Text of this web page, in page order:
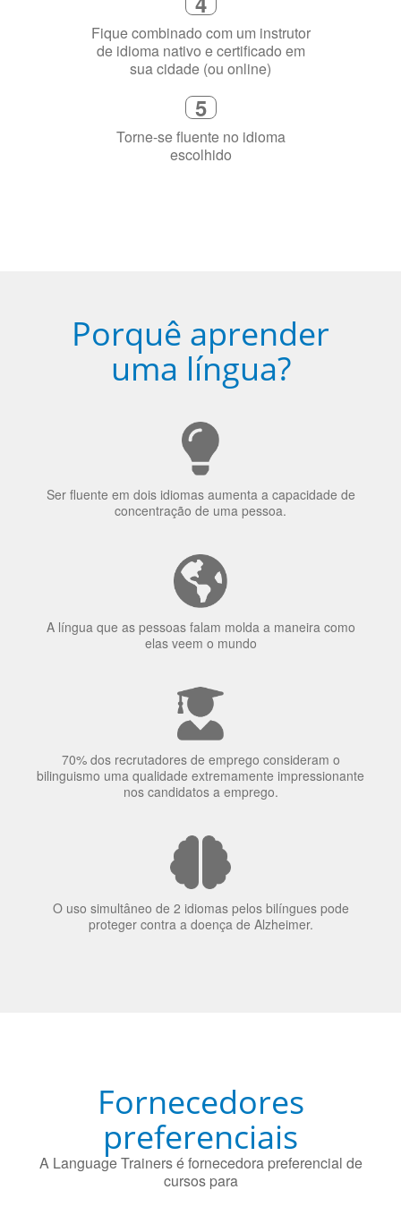
Fique combinado com um instrutor
de idioma nativo e certificado em
sua cidade (ou online)
5
Torne-se fluente no idioma
escolhido
Porquê aprender
uma língua?
Ser fluente em dois idiomas aumenta a capacidade de
concentração de uma pessoa.
A língua que as pessoas falam molda a maneira como
elas veem o mundo
70% dos recrutadores de emprego consideram o
bilinguismo uma qualidade extremamente impressionante
nos candidatos a emprego.
O uso simultâneo de 2 idiomas pelos bilíngues pode
proteger contra a doença de Alzheimer.
Fornecedores
preferenciais
A Language Trainers é fornecedora preferencial de
cursos para